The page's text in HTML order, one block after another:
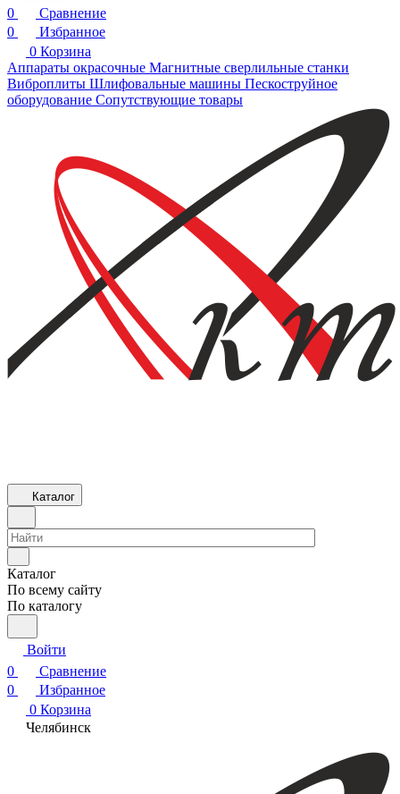
0
Сравнение
0
Избранное
0 Корзина
Аппараты окрасочные Магнитные сверлильные станки
Виброплиты Шлифовальные машины Пескоструйное
оборудование Сопутствующие товары
Каталог
Каталог
По всему сайту
По каталогу
Войти
0
Сравнение
0
Избранное
0 Корзина
Челябинск